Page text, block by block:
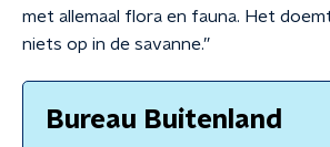
met allemaal flora en fauna. Het
niets op in de savanne.”
Bureau Buitenland